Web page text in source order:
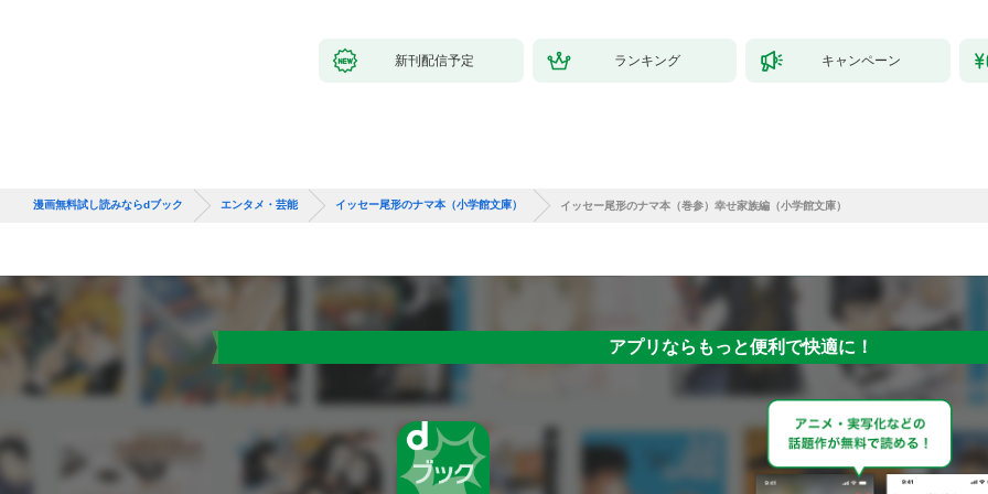
新刊配信予定 ランキング キャンペーン
漫画無料試し読みならdブック エンタメ・芸能 イッセー尾形のナマ本（小学館文庫） イッセー尾形のナマ本（巻参）幸せ家族編（小学館文庫）
アプリならもっと便利で快適に！